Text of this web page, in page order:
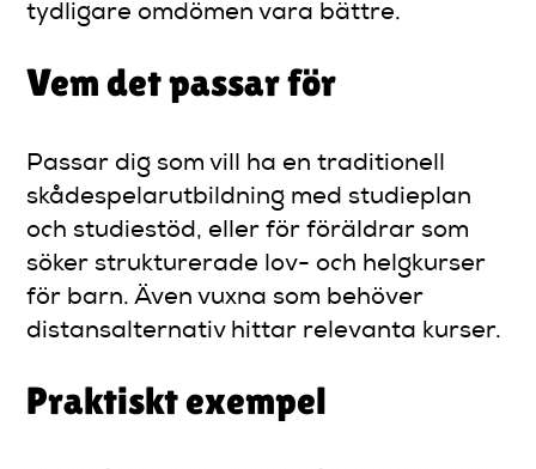
tydligare omdömen vara bättre.
Vem det passar för
Passar dig som vill ha en traditionell
skådespelarutbildning med studieplan
och studiestöd, eller för föräldrar som
söker strukturerade lov- och helgkurser
för barn. Även vuxna som behöver
distansalternativ hittar relevanta kurser.
Praktiskt exempel